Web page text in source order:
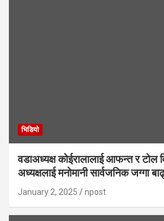
भिडियाे
वडाअध्यक्ष कोईरालालाई आफन्त र टोल
अध्यक्षलाई मनोमानी सार्वजनिक जग्गा
January 2, 2025 npost